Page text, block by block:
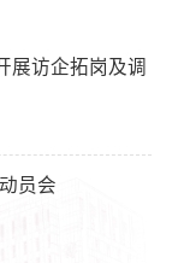
展访企拓岗及调
员会